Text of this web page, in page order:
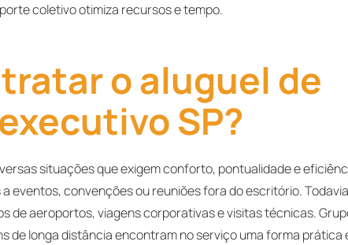
coletivo otimiza recursos e tempo.
o aluguel de
SP?
situações que exigem conforto, pontualidade e
eventos, convenções ou reuniões fora do escritório.
de aeroportos, viagens corporativas e visitas técnicas.
de longa distância encontram no serviço uma forma prática